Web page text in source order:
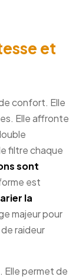
et
confort. Elle
Elle affronte
filtre chaque
sont
est
la
majeur pour
raideur
Elle permet de